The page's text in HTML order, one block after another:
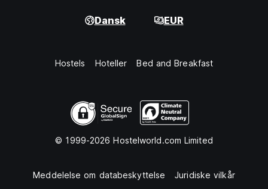
Dansk EUR
Hostels Hoteller Bed and Breakfast
© 1999-2026 Hostelworld.com Limited
Meddelelse om databeskyttelse Juridiske vilkår